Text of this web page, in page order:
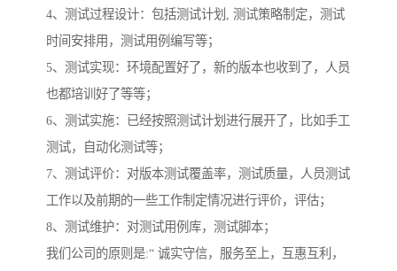
4、测试过程设计：包括测试计划, 测试策略制定，测试
时间安排用，测试用例编写等；
5、测试实现：环境配置好了，新的版本也收到了，人员
也都培训好了等等；
6、测试实施：已经按照测试计划进行展开了，比如手工
测试，自动化测试等；
7、测试评价：对版本测试覆盖率，测试质量，人员测试
工作以及前期的一些工作制定情况进行评价，评估；
8、测试维护：对测试用例库，测试脚本；
我们公司的原则是:“ 诚实守信，服务至上，互惠互利，